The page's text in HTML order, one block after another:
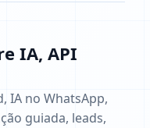
IA, API
IA no WhatsApp,
guiada, leads,